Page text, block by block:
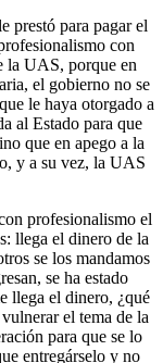
prestó para pagar el
con
la UAS, porque en
el gobierno no se
le haya otorgado a
al Estado para que
que en apego a la
y a su vez, la UAS
profesionalismo el
llega el dinero de la
se los mandamos
se ha estado
llega el dinero, ¿qué
el tema de la
para que se lo
entregárselo y no